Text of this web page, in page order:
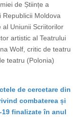
de Științe a
Republicii Moldova
al Uniunii Scriitorilor
artistic al Teatrului
Wolf, critic de teatru
teatru (Polonia)
de cercetare din
combaterea și
19 finalizate în anul